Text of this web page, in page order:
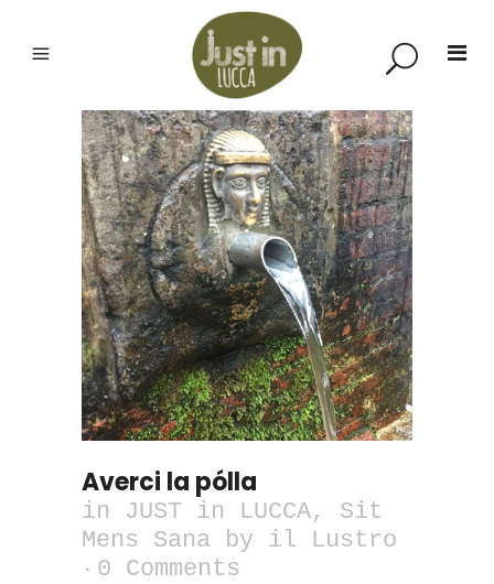
Averci la pólla
in JUST in LUCCA, Sit
Mens Sana by il Lustro
0 Comments